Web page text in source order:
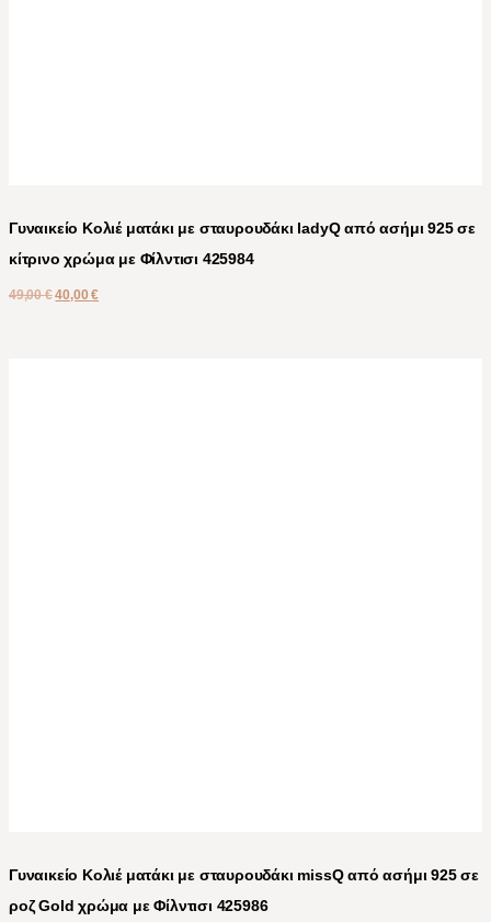
Γυναικείο Κολιέ ματάκι με σταυρουδάκι ladyQ από ασήμι 925 σε
κίτρινο χρώμα με Φίλντισι 425984
49,00€ 40,00€
Γυναικείο Κολιέ ματάκι με σταυρουδάκι missQ από ασήμι 925 σε
ροζ Gold χρώμα με Φίλντισι 425986